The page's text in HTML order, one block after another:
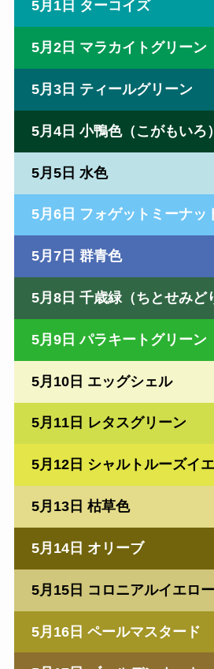
5月1日 ターコイズ
5月2日 マラカイトグリーン
5月3日 ティールグリーン
5月4日 小鴨色（こがもいろ）
5月5日 水色
5月6日 フォゲットミーナッ
5月7日 群青色
5月8日 千歳緑（ちとせみど
5月9日 パラキートグリーン
5月10日 エッグシェル
5月11日 レタスグリーン
5月12日 シャルトルーズイ
5月13日 枯草色
5月14日 オリーブ
5月15日 コロニアルイエロー
5月16日 ペールマスタード